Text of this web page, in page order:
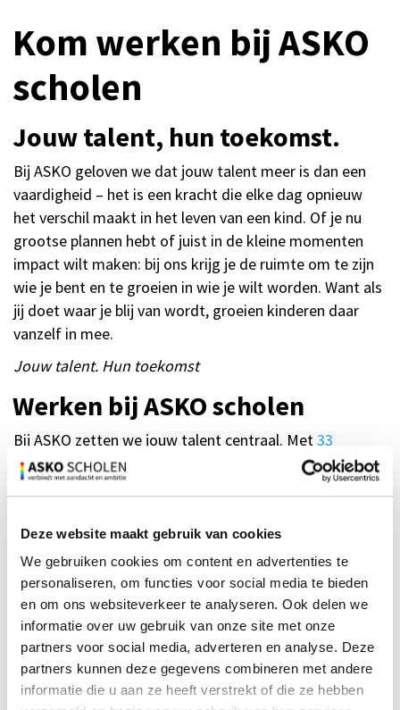
Deze website maakt gebruik van cookies
We gebruiken cookies om content en advertenties te
personaliseren, om functies voor social media te bieden
en om ons websiteverkeer te analyseren. Ook delen we
informatie over uw gebruik van onze site met onze
partners voor social media, adverteren en analyse. Deze
partners kunnen deze gegevens combineren met andere
informatie die u aan ze heeft verstrekt of die ze hebben
Kom werken bij ASKO
scholen
Jouw talent, hun toekomst.
Bij ASKO geloven we dat jouw talent meer is dan een
vaardigheid – het is een kracht die elke dag opnieuw
het verschil maakt in het leven van een kind. Of je nu
grootse plannen hebt of juist in de kleine momenten
impact wilt maken: bij ons krijg je de ruimte om te zijn
wie je bent en te groeien in wie je wilt worden. Want als
jij doet waar je blij van wordt, groeien kinderen daar
vanzelf in mee.
Jouw talent. Hun toekomst
Werken bij ASKO scholen
Bij ASKO zetten we jouw talent centraal. Met33
basisscholenin Amsterdam en omstreken zijn we een
grote en diverse onderwijsorganisatie, waar je echt het
eigen karakter en onderwijsconcept, maar we delen één
gezamenlijke visie: investeren in ontwikkeling, kwaliteit
en werkplezier – voor jou én voor onze leerlingen.
Talentontwikkeling
Wij geloven dat onderwijs beter wordt als jij kunt doen
waar je goed in bent. Daarom krijg je bij ASKO de ruimte
om jouw talenten te ontdekken, ontwikkelen en